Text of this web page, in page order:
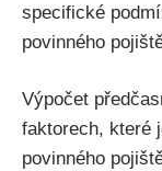
specifické
povinného
Výpočet
faktorech, které
povinného